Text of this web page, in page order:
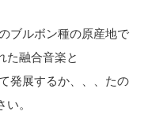
ブルボン種の原産地で
た融合音楽と
発展するか、、、たの
。